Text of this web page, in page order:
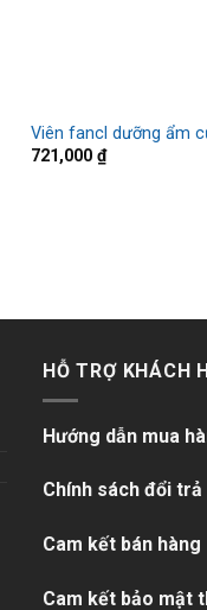
Viên fancl dưỡng ẩm
721,000 ₫
HỖ TRỢ KHÁCH
Hướng dẫn mua
Chính sách đổi trả
Cam kết bán hàng
Cam kết bảo mật